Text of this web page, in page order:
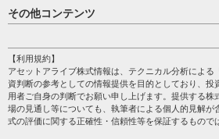
日経平均
売買シグナル
株テーマ情報
海外市況
投資カレンダー
格付け情報
その他コンテンツ
個人情報保護方針
プライバシーポリシー
会社案内
サイトマップ
【利用規約】
アセットアライブ株式情報は、テクニカル分析による
資判断の参考としての情報提供を目的としており、投
用者ご自身の判断でお願い申し上げます。提供する株
場の見通し等についても、執筆者による個人的見解が
式の評価に関する正確性・信頼性等を保証するもので